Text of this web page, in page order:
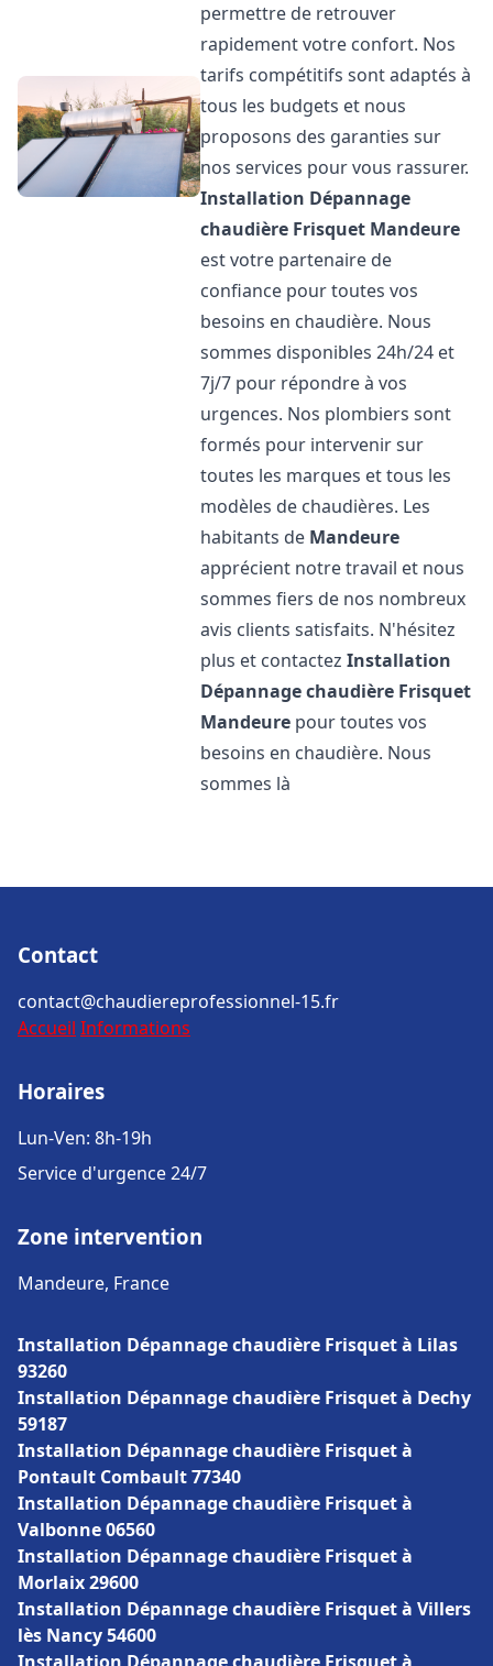
permettre de retrouver
rapidement votre confort. Nos
tarifs compétitifs sont adaptés à
tous les budgets et nous
proposons des garanties sur
nos services pour vous rassurer.
Installation Dépannage
chaudière Frisquet Mandeure
est votre partenaire de
confiance pour toutes vos
besoins en chaudière. Nous
sommes disponibles 24h/24 et
7j/7 pour répondre à vos
urgences. Nos plombiers sont
formés pour intervenir sur
toutes les marques et tous les
modèles de chaudières. Les
habitants de Mandeure
apprécient notre travail et nous
sommes fiers de nos nombreux
avis clients satisfaits. N'hésitez
plus et contactezInstallation
Dépannage chaudière Frisquet
Mandeure pour toutes vos
besoins en chaudière. Nous
sommes là
Contact
contact@chaudiereprofessionnel-15.fr
Accueil Informations
Horaires
Lun-Ven: 8h-19h
Service d'urgence 24/7
Zone intervention
Mandeure, France
Installation Dépannage chaudière Frisquet à Lilas
93260
Installation Dépannage chaudière Frisquet à Dechy
59187
Installation Dépannage chaudière Frisquet à
Pontault Combault 77340
Installation Dépannage chaudière Frisquet à
Valbonne 06560
Installation Dépannage chaudière Frisquet à
Morlaix 29600
Installation Dépannage chaudière Frisquet à Villers
lès Nancy 54600